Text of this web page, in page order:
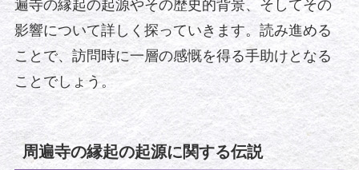
遍寺の縁起の起源やその歴史的背景、そしてその
影響について詳しく探っていきます。読み進める
ことで、訪問時に一層の感慨を得る手助けとなる
ことでしょう。
周遍寺の縁起の起源に関する伝説